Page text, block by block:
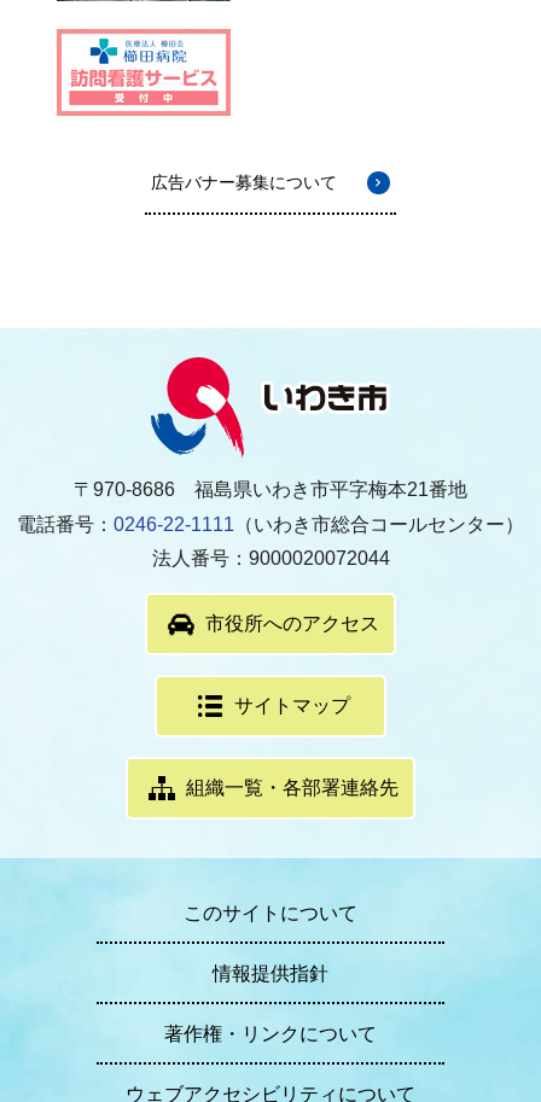
広告バナー募集について
〒970-8686 福島県いわき市平字梅本21番地
電話番号： 0246-22-1111 （いわき市総合コールセンター）
法人番号：9000020072044
市役所へのアクセス
サイトマップ
組織一覧・各部署連絡先
このサイトについて
情報提供指針
著作権・リンクについて
ウェブアクセシビリティについて